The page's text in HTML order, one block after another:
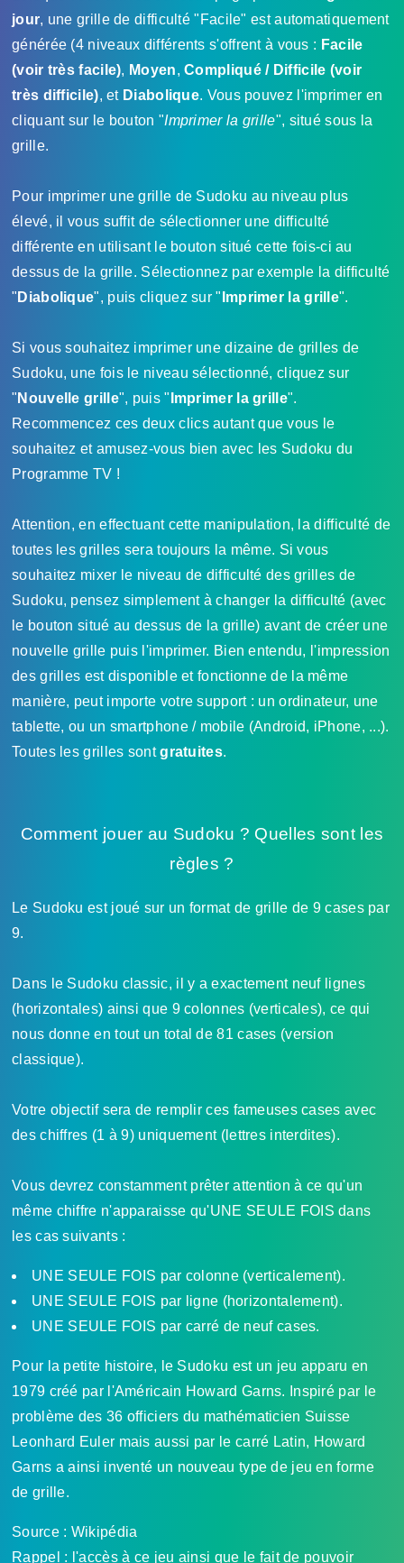
jour, une grille de difficulté "Facile" est automatiquement
générée (4 niveaux différents s'offrent à vous : Facile
(voir très facile), Moyen,Compliqué / Difficile (voir
très difficile), et Diabolique. Vous pouvez l'imprimer en
cliquant sur le bouton "Imprimer la grille", situé sous la
grille.
Pour imprimer une grille de Sudoku au niveau plus
élevé, il vous suffit de sélectionner une difficulté
différente en utilisant le bouton situé cette fois-ci au
dessus de la grille. Sélectionnez par exemple la difficulté
" Diabolique", puis cliquez sur " Imprimer la grille".
Si vous souhaitez imprimer une dizaine de grilles de
Sudoku, une fois le niveau sélectionné, cliquez sur
" Nouvelle grille", puis " Imprimer la grille".
Recommencez ces deux clics autant que vous le
souhaitez et amusez-vous bien avec les Sudoku du
Programme TV !
Attention, en effectuant cette manipulation, la difficulté de
toutes les grilles sera toujours la même. Si vous
souhaitez mixer le niveau de difficulté des grilles de
Sudoku, pensez simplement à changer la difficulté (avec
le bouton situé au dessus de la grille) avant de créer une
nouvelle grille puis l'imprimer. Bien entendu, l'impression
des grilles est disponible et fonctionne de la même
manière, peut importe votre support : un ordinateur, une
tablette, ou un smartphone / mobile (Android, iPhone, ...).
Toutes les grilles sontgratuites.
Comment jouer au Sudoku ? Quelles sont les
règles ?
Le Sudoku est joué sur un format de grille de 9 cases par
9.
Dans le Sudoku classic, il y a exactement neuf lignes
(horizontales) ainsi que 9 colonnes (verticales), ce qui
nous donne en tout un total de 81 cases (version
classique).
Votre objectif sera de remplir ces fameuses cases avec
des chiffres (1 à 9) uniquement (lettres interdites).
Vous devrez constamment prêter attention à ce qu'un
même chiffre n'apparaisse qu'UNE SEULE FOIS dans
les cas suivants :
UNE SEULE FOIS par colonne (verticalement).
UNE SEULE FOIS par ligne (horizontalement).
UNE SEULE FOIS par carré de neuf cases.
Pour la petite histoire, le Sudoku est un jeu apparu en
1979 créé par l'Américain Howard Garns. Inspiré par le
problème des 36 officiers du mathématicien Suisse
Leonhard Euler mais aussi par le carré Latin, Howard
Garns a ainsi inventé un nouveau type de jeu en forme
de grille.
Source : Wikipédia
Rappel : l'accès à ce jeu ainsi que le fait de pouvoir
TVProgramme respecte votre vie
privée
des données relatives à votre navigation afin
d'améliorer votre expérience en tant qu'utilisateur.